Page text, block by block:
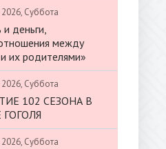
2026, Суббота
деньги,
между
их родителями»
2026, Суббота
102 СЕЗОНА В
ГОГОЛЯ
2026, Суббота